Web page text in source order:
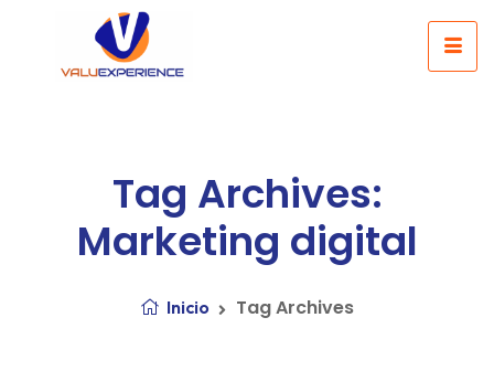
Tag Archives:
Marketing digital
Inicio Tag Archives